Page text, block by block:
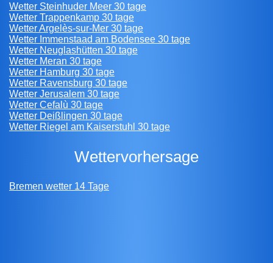
Wetter Steinhuder Meer 30 tage
Wetter Trappenkamp 30 tage
Wetter Argelès-sur-Mer 30 tage
Wetter Immenstaad am Bodensee 30 tage
Wetter Neuglashütten 30 tage
Wetter Meran 30 tage
Wetter Hamburg 30 tage
Wetter Ravensburg 30 tage
Wetter Jerusalem 30 tage
Wetter Cefalù 30 tage
Wetter Deißlingen 30 tage
Wetter Riegel am Kaiserstuhl 30 tage
wettervorhersage
Bremen wetter 14 Tage